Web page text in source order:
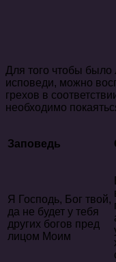
Для того чтобы было
исповеди, можно
грехов в
необходимо
Заповедь
Я Господь, Бог твой,
да не будет у тебя
других богов пред
лицом Моим